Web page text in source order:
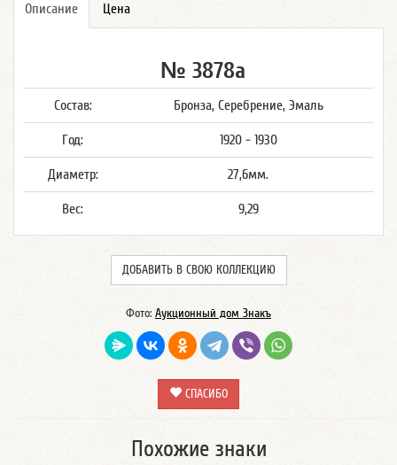
Описание Цена
№ 3878а
Состав: Бронза, Серебрение, Эмаль
Год: 1920 - 1930
Диаметр: 27,6мм.
Вес: 9,29
ДОБАВИТЬ В СВОЮ КОЛЛЕКЦИЮ
Фото: Аукционный дом Знакъ
СПАСИБО
Похожие знаки